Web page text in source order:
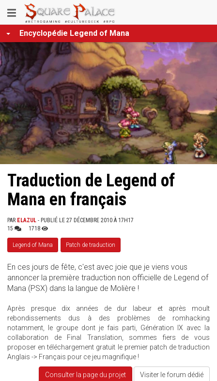
au
contenu
principal
Toggle
navigation
Encyclopédie Legend of Mana
Traduction de Legend of
Mana en français
PAR ELAZUL - PUBLIÉ LE 27 DÉCEMBRE 2010 À 17H17
15
1718
Legend of Mana Patch de traduction
En ces jours de fête, c'est avec joie que je viens vous
annoncer la première traduction non officielle de Legend of
Mana (PSX) dans la langue de Molière !
Après presque dix années de dur labeur et après moult
rebondissements dus à des problèmes de romhacking
notamment, le groupe dont je fais parti, Génération IX avec la
collaboration de Final Translation, sommes fiers de vous
proposer en téléchargement gratuit le premier patch de traduction
Anglais -> Français pour ce jeu magnifique !
Consulter la page du projet Visiter le forum dédié